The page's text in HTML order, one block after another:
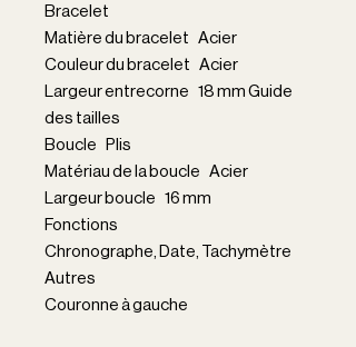
Bracelet
Matière du bracelet Acier
Couleur du bracelet Acier
Largeur entrecorne 18 mm Guide
des tailles
Boucle Plis
Matériau de la boucle Acier
Largeur boucle 16 mm
Fonctions
Chronographe, Date, Tachymètre
Autres
Couronne à gauche